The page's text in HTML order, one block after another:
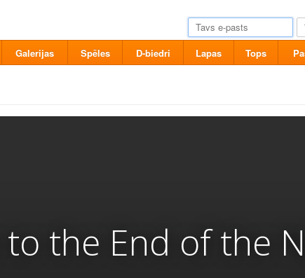
Galerijas Spēles D-biedri Lapas Tops
to the End of the